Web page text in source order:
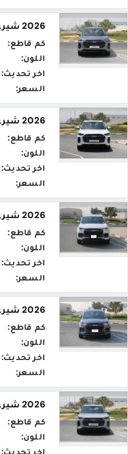
2026 شيري تيغو Tiggo 9 Flagship
كم قاطع:
اللون:
اخر تحديث:
السعر:
2026 شيري تيغو Tiggo 9 Luxury
كم قاطع:
اللون:
اخر تحديث:
السعر:
2026 شيري تيغو Tiggo 8 Pro M7
كم قاطع:
اللون:
اخر تحديث:
السعر:
2026 شيري تيغو Tiggo 8 Pro M7
كم قاطع:
اللون:
اخر تحديث:
السعر:
2026 شيري تيغو Tiggo 9 Luxury
كم قاطع:
اللون:
اخر تحديث: